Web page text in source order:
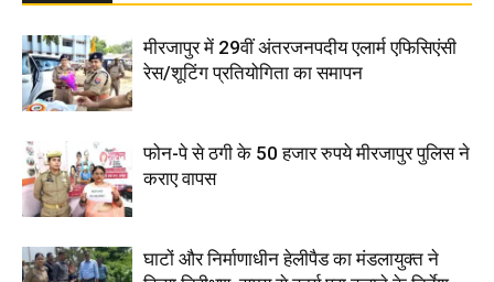
मीरजापुर में 29वीं अंतरजनपदीय एलार्म एफिसिएंसी
रेस/शूटिंग प्रतियोगिता का समापन
फोन-पे से ठगी के 50 हजार रुपये मीरजापुर पुलिस ने
कराए वापस
घाटों और निर्माणाधीन हेलीपैड का मंडलायुक्त ने